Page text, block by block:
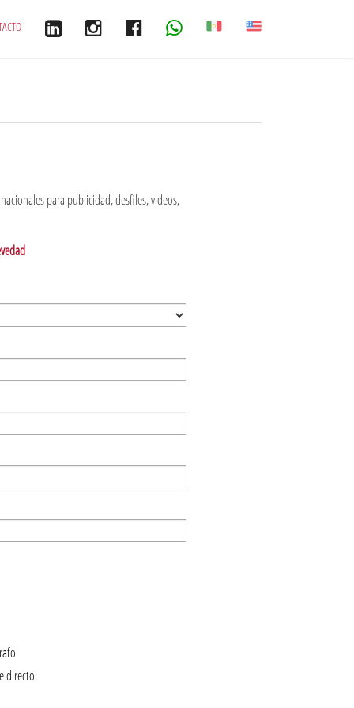
para publicidad, desfiles, videos,
directo